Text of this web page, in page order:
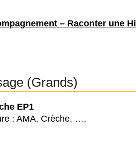
– Raconter une
(Grands)
EP1
: AMA, Crèche, …,